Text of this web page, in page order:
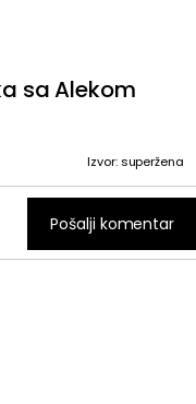
sa Alekom
Izvor: superžena
Pošalji komentar